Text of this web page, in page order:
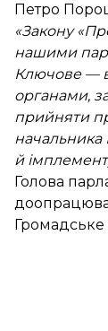
Петро
«Закону
нашими
Ключове —
органами,
прийняти
й
Голова
Громадське